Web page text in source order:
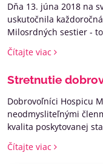
Dňa 13. júna 2018 na
uskutočnila
Milosrdných sestier -
dobrovoľníkov a
Krakowa–Lagiewnikov.
Čítajte viac
Stretnutie
Dobrovoľníci Hospicu
neodmysliteľnými
kvalita poskytovanej
štádiu ochorenia
Čítajte viac